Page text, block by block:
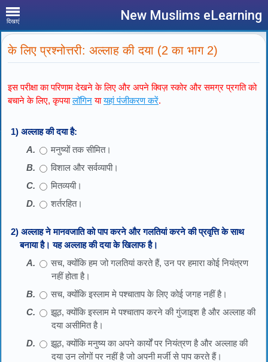
दिखाएं New Muslims eLearning
के लिए प्रश्नोत्तरी: अल्लाह की दया (2 का भाग 2)
इस परीक्षा का परिणाम देखने के लिए और अपने क्विज़ स्कोर और समग्र प्रगति को
बचाने के लिए, कृपयालॉगिनयायहां पंजीकरण करें.
1) अल्लाह की दया है:
मनुष्यों तक सीमित।
विशाल और सर्वव्यापी।
मितव्ययी।
शर्तरहित।
2) अल्लाह ने मानवजाति को पाप करने और गलतियां करने की प्रवृत्ति के साथ
बनाया है। यह अल्लाह की दया के खिलाफ है।
सच, क्योंकि हम जो गलतियां करते हैं, उन पर हमारा कोई नियंत्रण
नहीं होता है।
सच, क्योंकि इस्लाम मे पश्चाताप के लिए कोई जगह नहीं है।
झूठ, क्योंकि इस्लाम मे पश्चाताप करने की गुंजाइश है और अल्लाह की
दया असीमित है।
झूठ, क्योंकि मनुष्य का अपने कार्यों पर नियंत्रण है और अल्लाह की
दया उन लोगों पर नहीं है जो अपनी मर्जी से पाप करते हैं।